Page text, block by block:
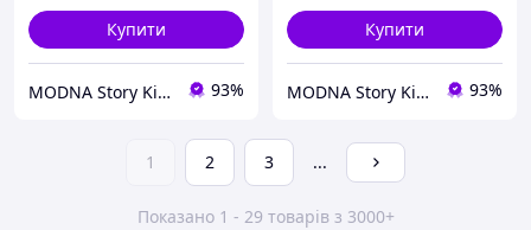
Купити
MODNA Story Kids. Інтернет-магазин модного дитячого та підліткового одягу та взуття 93%
Купити
MODNA Story Kids. Інтернет-магазин модного дитячого та підліткового одягу та взуття 93%
1 2 3 ...
Показано 1 - 29 товарів з 3000+